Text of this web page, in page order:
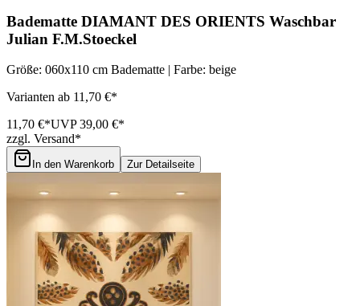
Badematte DIAMANT DES ORIENTS Waschbar
Julian F.M.Stoeckel
Größe: 060x110 cm Badematte | Farbe: beige
Varianten ab 11,70 €*
11,70 €*UVP 39,00 €*
zzgl. Versand*
In den Warenkorb Zur Detailseite